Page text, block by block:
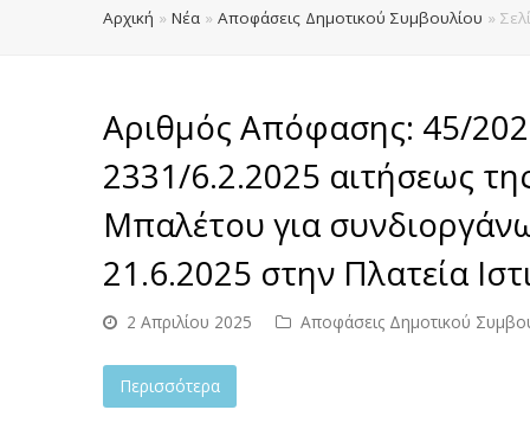
Αρχική » Νέα » Αποφάσεις Δημοτικού Συμβουλίου »
Αριθμός Απόφασης: 45/
2331/6.2.2025 αιτήσεως
Μπαλέτου για
21.6.2025 στην Πλατεία
2 Απριλίου 2025 Αποφάσεις Δημοτικού
Περισσότερα